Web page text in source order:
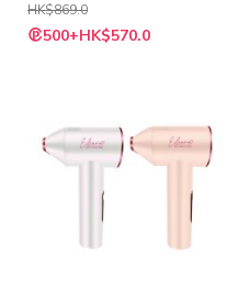
HK$869.0
特
殊 500+HK$570.0